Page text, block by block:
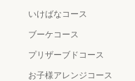
いけばなコース
ブーケコース
プリザーブドコース
お子様アレンジコース